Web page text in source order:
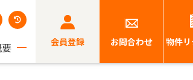
会員登録 お問合わせ 物件